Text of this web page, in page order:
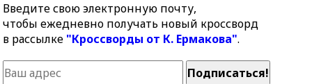
Введите свою электронную почту,
чтобы ежедневно получать новый кроссворд
в рассылке "Кроссворды от К. Ермакова".